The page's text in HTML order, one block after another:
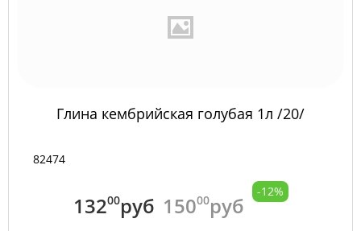
Глина кембрийская голубая 1л /20/
82474
13200руб 15000руб
-12%